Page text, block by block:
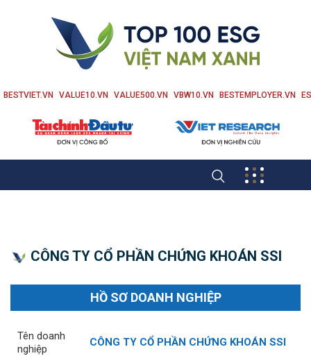
BESTVIET.VN VALUE10.VN VALUE500.VN VBW10.VN BESTEMPLOYER.VN
CÔNG TY CỔ PHẦN CHỨNG KHOÁN SSI
HỒ SƠ DOANH NGHIỆP
Tên doanh
nghiệp
CÔNG TY CỔ PHẦN CHỨNG KHOÁN SSI